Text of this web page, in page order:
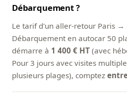
Débarquement ?
Le tarif d'un aller-retour Paris →
Débarquement en autocar 50
démarre à 1 400 € HT (avec
Pour 3 jours avec visites
plusieurs plages), comptez